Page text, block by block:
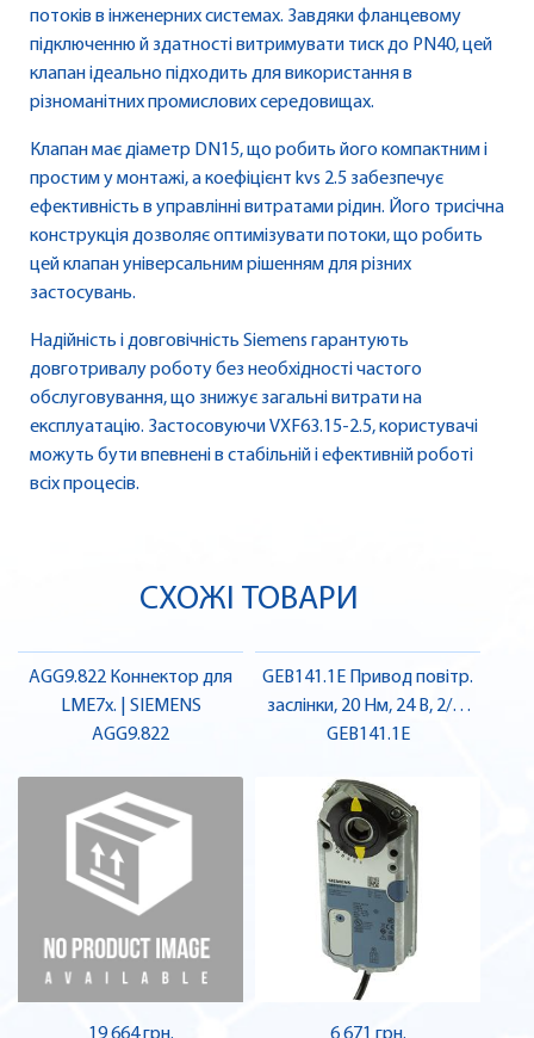
потоків в інженерних системах. Завдяки фланцевому
підключенню й здатності витримувати тиск до PN40, цей
клапан ідеально підходить для використання в
різноманітних промислових середовищах.
Клапан має діаметр DN15, що робить його компактним і
простим у монтажі, а коефіцієнт kvs 2.5 забезпечує
ефективність в управлінні витратами рідин. Його трисічна
конструкція дозволяє оптимізувати потоки, що робить
цей клапан універсальним рішенням для різних
застосувань.
Надійність і довговічність Siemens гарантують
довготривалу роботу без необхідності частого
обслуговування, що знижує загальні витрати на
експлуатацію. Застосовуючи VXF63.15-2.5, користувачі
можуть бути впевнені в стабільній і ефективній роботі
всіх процесів.
СХОЖІ ТОВАРИ
AGG9.822 Коннектор для
LME7x. | SIEMENS
AGG9.822
GEB141.1E Привод повітр.
заслінки, 20 Нм, 24 В, 2/3-
поз., 150 с | SIEMENS
GEB141.1E